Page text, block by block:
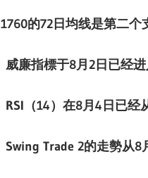
1760的72日均线是第二个
威廉指標于8月 2日已经
RSI （14）在8月4日已经
Swing Trade 2的走勢从8